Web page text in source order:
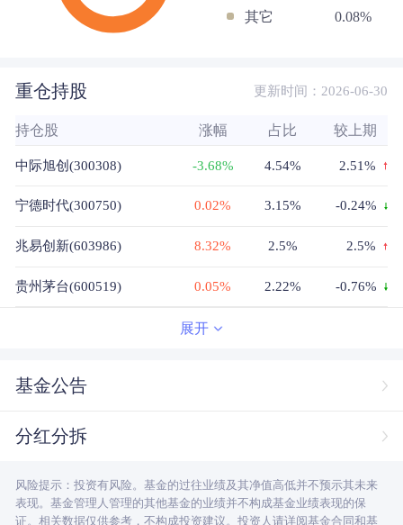
其它
0.08%
重仓持股 更新时间：2026-06-30
持仓股 涨幅 占比 较上期
中际旭创(300308) -3.68% 4.54% 2.51%
宁德时代(300750) 0.02% 3.15% -0.24%
兆易创新(603986) 8.32% 2.5% 2.5%
贵州茅台(600519) 0.05% 2.22% -0.76%
-0.22%
中国平安(601318)
拓荆科技(688072) 1.26% 1.5% 1.5%
展开
基金公告
分红分拆
风险提示：投资有风险。基金的过往业绩及其净值高低并不预示其未来
表现。基金管理人管理的其他基金的业绩并不构成基金业绩表现的保
证。相关数据仅供参考，不构成投资建议。投资人请详阅基金合同和基